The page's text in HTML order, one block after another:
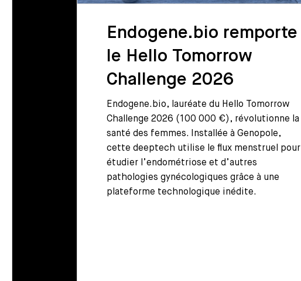
Endogene.bio remporte
le Hello Tomorrow
Challenge 2026
Endogene.bio, lauréate du Hello Tomorrow
Challenge 2026 (100 000 €), révolutionne la
santé des femmes. Installée à Genopole,
cette deeptech utilise le flux menstruel pour
étudier l’endométriose et d’autres
pathologies gynécologiques grâce à une
plateforme technologique inédite.